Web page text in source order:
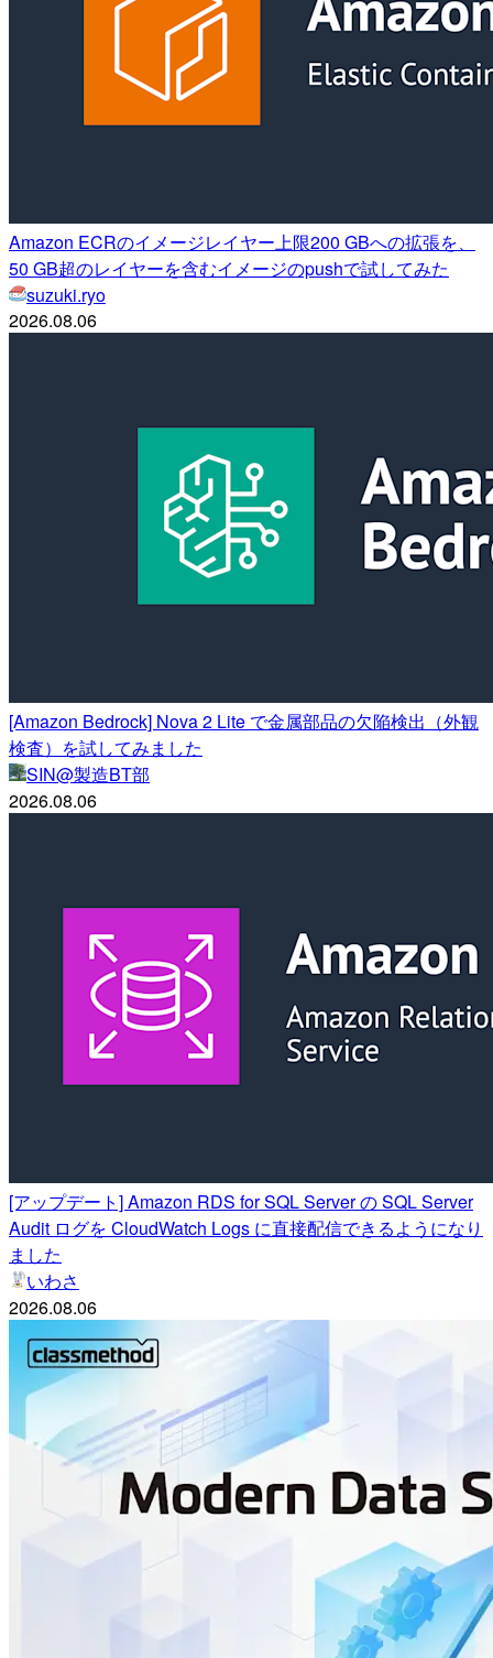
Amazon ECRのイメージレイヤー上限200 GBへの拡張を、
50 GB超のレイヤーを含むイメージのpushで試してみた
suzuki.ryo
2026.08.06
[Amazon Bedrock] Nova 2 Lite で金属部品の欠陥検出（外観
検査）を試してみました
SIN@製造BT部
2026.08.06
[アップデート] Amazon RDS for SQL Server の SQL Server
Audit ログを CloudWatch Logs に直接配信できるようになり
ました
いわさ
2026.08.06